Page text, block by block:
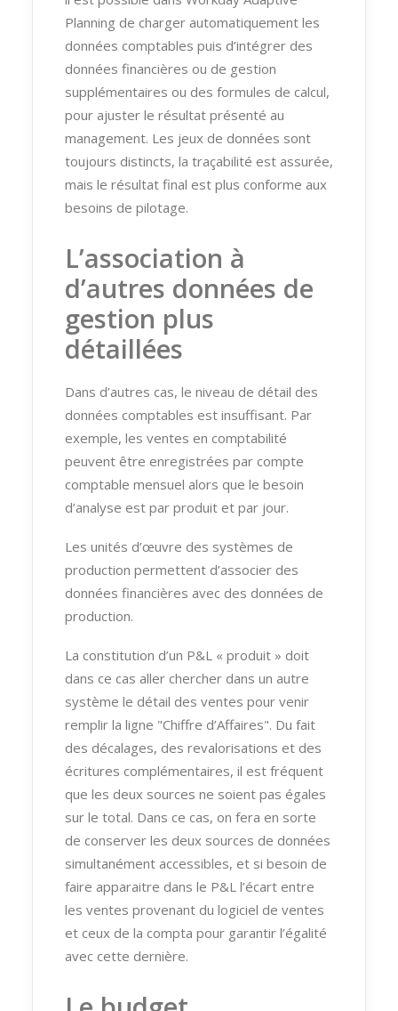
Planning de charger automatiquement les
données comptables puis d’intégrer des
données financières ou de gestion
supplémentaires ou des formules de calcul,
pour ajuster le résultat présenté au
management. Les jeux de données sont
toujours distincts, la traçabilité est assurée,
mais le résultat final est plus conforme aux
besoins de pilotage.
L’association à
d’autres données de
gestion plus
détaillées
Dans d’autres cas, le niveau de détail des
données comptables est insuffisant. Par
exemple, les ventes en comptabilité
peuvent être enregistrées par compte
comptable mensuel alors que le besoin
d’analyse est par produit et par jour.
Les unités d’œuvre des systèmes de
production permettent d’associer des
données financières avec des données de
production.
La constitution d’un P&L « produit » doit
dans ce cas aller chercher dans un autre
système le détail des ventes pour venir
remplir la ligne "Chiffre d’Affaires". Du fait
des décalages, des revalorisations et des
écritures complémentaires, il est fréquent
que les deux sources ne soient pas égales
sur le total. Dans ce cas, on fera en sorte
de conserver les deux sources de données
simultanément accessibles, et si besoin de
faire apparaitre dans le P&L l’écart entre
les ventes provenant du logiciel de ventes
et ceux de la compta pour garantir l’égalité
avec cette dernière.